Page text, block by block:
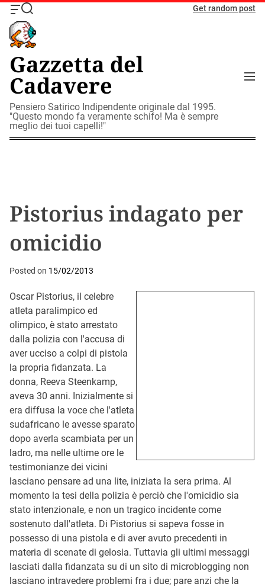
S
O
f
f
c
a
n
v
a
s
W
i
d
S
e
a
r
c
h
Get random post
Gazzetta del
Cadavere
Pensiero Satirico Indipendente originale dal 1995.
"Questo mondo fa veramente schifo! Ma è sempre
meglio dei tuoi capelli!"
M
Pistorius indagato per
omicidio
Posted on 15/02/2013
Oscar Pistorius, il celebre
atleta paralimpico ed
olimpico, è stato arrestato
dalla polizia con l'accusa di
aver ucciso a colpi di pistola
la propria fidanzata. La
donna, Reeva Steenkamp,
aveva 30 anni. Inizialmente si
era diffusa la voce che l'atleta
sudafricano le avesse sparato
dopo averla scambiata per un
ladro, ma nelle ultime ore le
testimonianze dei vicini
lasciano pensare ad una lite, iniziata la sera prima. Al
momento la tesi della polizia è perciò che l'omicidio sia
stato intenzionale, e non un tragico incidente come
sostenuto dall'atleta. Di Pistorius si sapeva fosse in
possesso di una pistola e di aver avuto precedenti in
materia di scenate di gelosia. Tuttavia gli ultimi messaggi
lasciati dalla fidanzata su di un sito di microblogging non
lasciano intravedere problemi fra i due; pare anzi che la